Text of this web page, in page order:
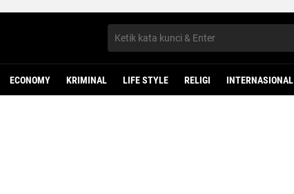
ECONOMY KRIMINAL LIFE STYLE RELIGI INTERNASIONAL